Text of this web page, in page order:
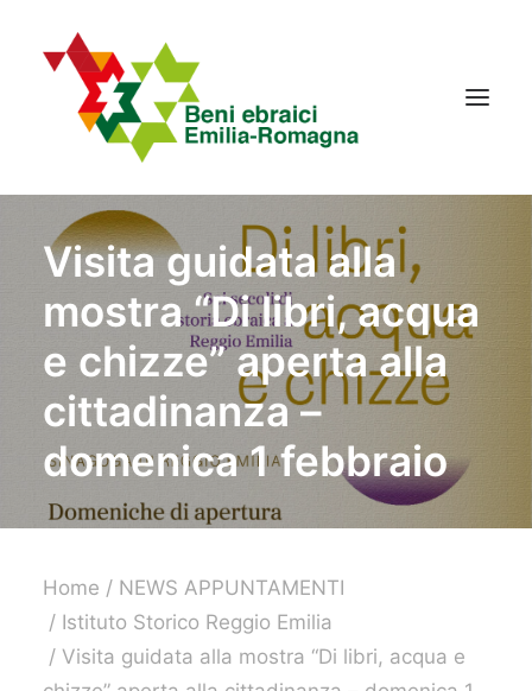
IL PROGETTO
EVENTI
CONTATTI
Ricerca
Visita guidata alla
mostra “Di libri, acqua
e chizze” aperta alla
cittadinanza –
domenica 1 febbraio
Home
NEWS APPUNTAMENTI
Istituto Storico Reggio Emilia
Visita guidata alla mostra “Di libri, acqua e